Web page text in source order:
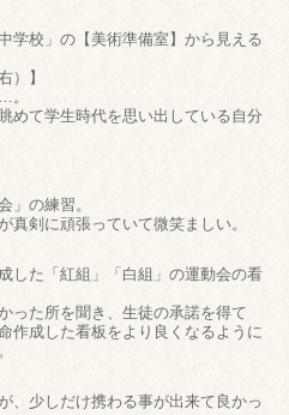
学校」の【美術準備室】から見える
）】
。
めて学生時代を思い出している自分
」の練習。
真剣に頑張っていて微笑ましい。
した「紅組」「白組」の運動会の看
った所を聞き、生徒の承諾を得て
作成した看板をより良くなるように
、少しだけ携わる事が出来て良かっ